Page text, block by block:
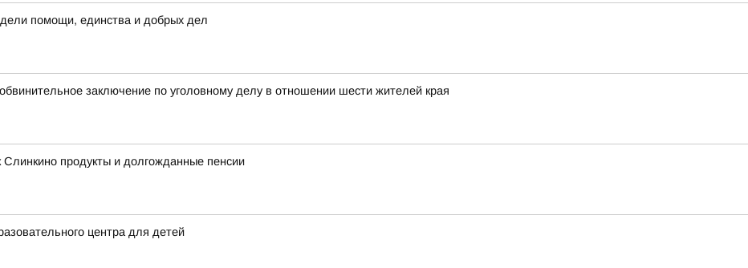
помощи, единства и добрых дел
заключение по уголовному делу в отношении шести жителей края
Слинкино продукты и долгожданные пенсии
центра для детей